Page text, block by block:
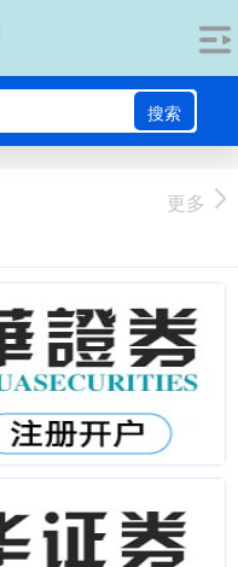
搜索
更多